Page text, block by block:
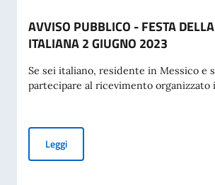
AVVISO PUBBLICO - FESTA
ITALIANA 2 GIUGNO 2023
Se sei italiano, residente in Messico e
partecipare al ricevimento organizzato
LeggiAVVISO PUBBLICO - FESTA